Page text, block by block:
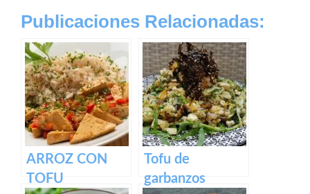
Publicaciones Relacionadas:
ARROZ CON
TOFU
Tofu de
garbanzos